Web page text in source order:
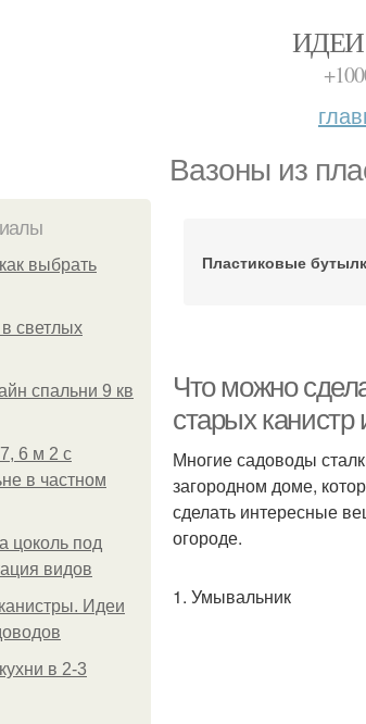
Вазоны из
выбрать
светлых
спальни 9 кв
6 м 2 с
в частном
цоколь под
видов
Идеи
в 2-3
Пластиковые
Что можно
старых канистр
Многие садоводы
загородном доме,
сделать интересные
огороде.
1. Умывальник